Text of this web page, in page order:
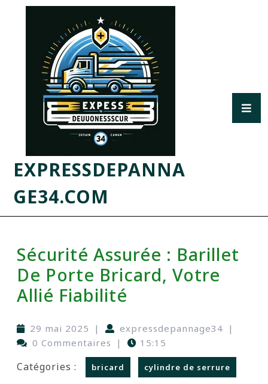
EXPRESSDEPANNA
GE34.COM
Sécurité Assurée : Barillet
De Porte Bricard, Votre
Allié Fiabilité
29 mai 2025 | expressdepannage34 |
0 Commentaires
| 15:15
Catégories : bricard cylindre de serrure